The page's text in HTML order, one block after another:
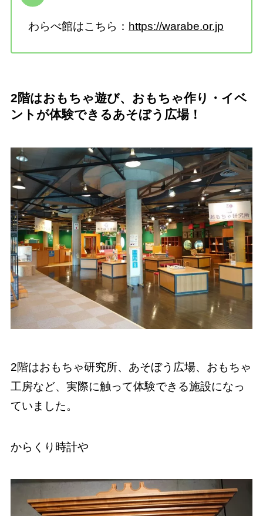
わらべ館はこちら： https://warabe.or.jp
2階はおもちゃ遊び、おもちゃ作り・イベ
ントが体験できるあそぼう広場！
2階はおもちゃ研究所、あそぼう広場、おもちゃ
工房など、実際に触って体験できる施設になっ
ていました。
からくり時計や